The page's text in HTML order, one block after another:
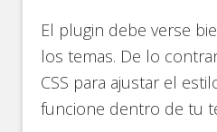
El plugin debe verse
los temas. De lo
CSS para ajustar el
funcione dentro de tu